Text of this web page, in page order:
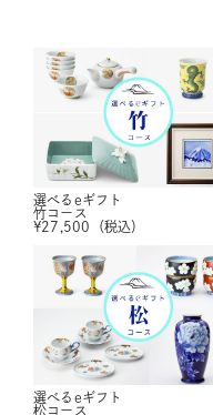
選べるeギフト
竹コース
¥27,500 （税込）
選べるeギフト
松コース